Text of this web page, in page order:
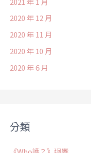
2020 年 12 月
2020 年 11 月
2020 年 10 月
2020 年 6 月
分類